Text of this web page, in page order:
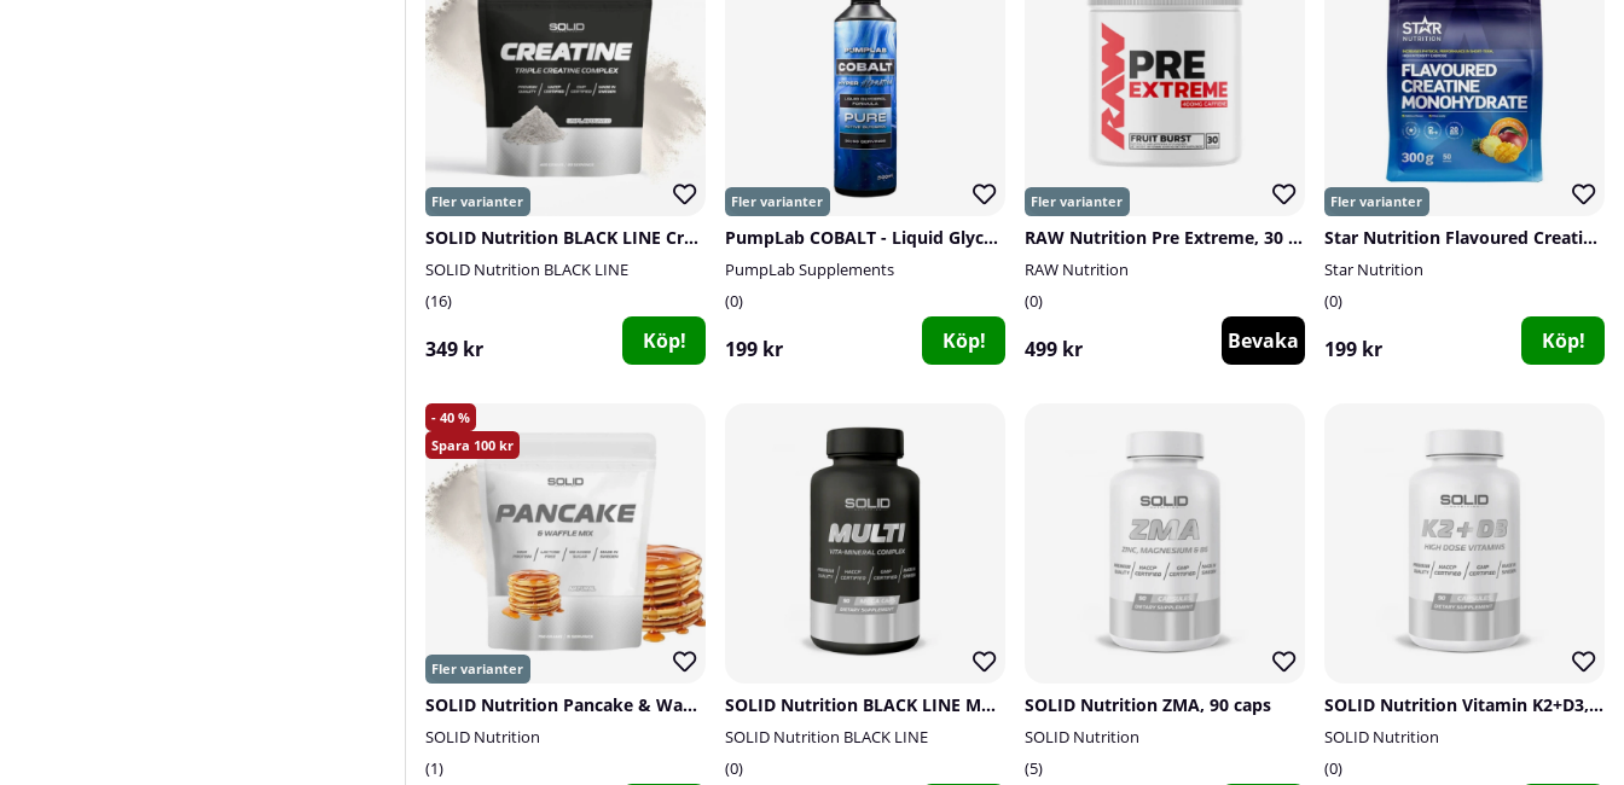
SOLID Nutrition BLACK LINE Creatine, 400 g
SOLID Nutrition BLACK LINE
16
349 kr Köp!
PumpLab COBALT - Liquid Glycerol, 500 ml
PumpLab Supplements
0
199 kr Köp!
RAW Nutrition Pre Extreme, 30 serv.
RAW Nutrition
0
499 kr Bevaka
Star Nutrition Flavoured Creatine Monohydrate, 300 g
Star Nutrition
0
199 kr Köp!
40
100
SOLID Nutrition Pancake & Waffle Mix, 750 g
SOLID Nutrition
1
SOLID Nutrition BLACK LINE Multi, 90 mega caps
SOLID Nutrition BLACK LINE
0
SOLID Nutrition ZMA, 90 caps
SOLID Nutrition
5
SOLID Nutrition Vitamin K2+D3, 90 caps
SOLID Nutrition
0